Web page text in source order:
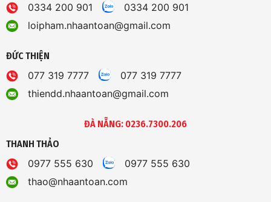
0334 200 901
0334 200 901
loipham.nhaantoan@gmail.com
ĐỨC THIỆN
077 319 7777
077 319 7777
thiendd.nhaantoan@gmail.com
ĐÀ NẴNG: 0236.7300.206
THANH THẢO
0977 555 630
0977 555 630
thao@nhaantoan.com